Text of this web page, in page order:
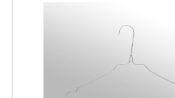
ermöglichen uns auftragsbezogene
Produktionsplanung mit integrierten
Qualitätskreisläufen.Finden Sie
Bügel aus unseren für Reinigung-
Wäschereibedarf angepassten